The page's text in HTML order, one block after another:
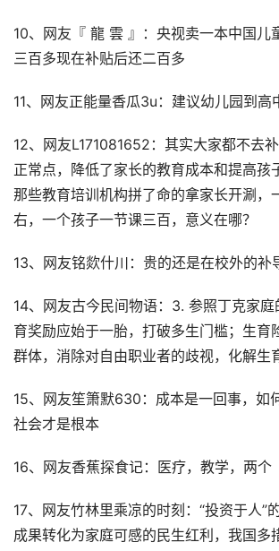
10、网友『 龍 雲 』：央视卖一本中国儿
三百多现在补贴后还二百多
11、网友正能量香瓜3u：建议幼儿园到高
12、网友L171081652：其实大家都不去
正常点，降低了家长的教育成本和提高孩
那些教育培训机构拼了命的拿家长开涮，
右，一个孩子一节课三百，意义在哪？
13、网友铭欻什川：贵的还是在校外的补
14、网友古今民间物语：3. 参照丁克家
育奖励应始于一胎，打破多生门槛；生育
群体，消除对自由职业者的歧视，化解生
15、网友笙箫默630：成本是一回事，如
社会才是根本
16、网友香蕉探食记：医疗，教学，两个
17、网友竹林里乘凉的时刻：“投资于人”
成果转化为家庭可感的民生红利，我国多